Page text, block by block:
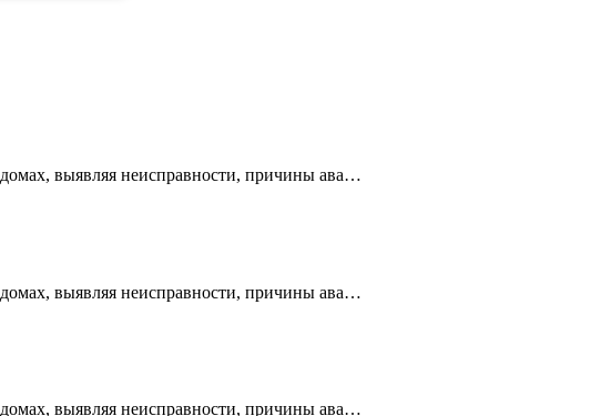
выявляя неисправности, причины ава…
выявляя неисправности, причины ава…
выявляя неисправности, причины ава…